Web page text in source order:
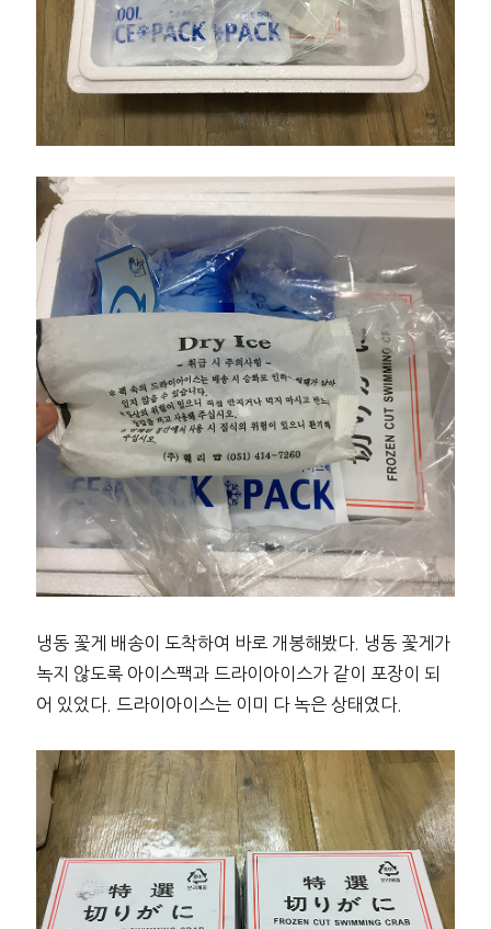
냉동 꽃게 배송이 도착하여 바로 개봉해봤다. 냉동 꽃게가
녹지 않도록 아이스팩과 드라이아이스가 같이 포장이 되
어 있었다. 드라이아이스는 이미 다 녹은 상태였다.